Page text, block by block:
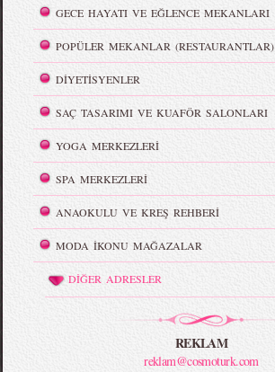
GECE HAYATI VE EĞLENCE MEKANLARI
POPÜLER MEKANLAR (RESTAURANTLAR)
DİYETİSYENLER
SAÇ TASARIMI VE KUAFÖR SALONLARI
YOGA MERKEZLERİ
SPA MERKEZLERİ
ANAOKULU VE KREŞ REHBERİ
MODA İKONU MAĞAZALAR
DİĞER ADRESLER
REKLAM
reklam@cosmoturk.com